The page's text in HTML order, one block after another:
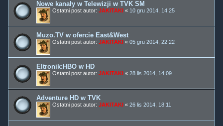
Nowe kanały w Telewizji w TVK SM
Ostatni post autor: JAKITAKI « 10 gru 2014, 14:25
Muzo.TV w ofercie East&West
Ostatni post autor: JAKITAKI « 05 gru 2014, 22:22
Eltronik:HBO w HD
Ostatni post autor: JAKITAKI « 28 lis 2014, 14:09
Adventure HD w TVK
Ostatni post autor: JAKITAKI « 26 lis 2014, 18:11